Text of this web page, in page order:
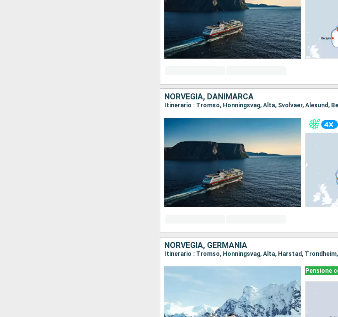
NORVEGIA, DANIMARCA
Itinerario : Tromso, Honningsvag, Alta, Svolvaer, Alesund,
NORVEGIA, GERMANIA
Pensione